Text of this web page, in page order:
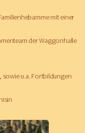
mit einer
der Waggonhalle
sowie u.a. Fortbildungen